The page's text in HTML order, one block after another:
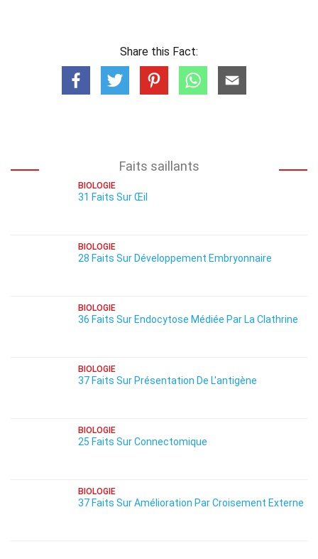
Share this Fact:
Faits saillants
BIOLOGIE
31 Faits Sur Œil
BIOLOGIE
28 Faits Sur Développement Embryonnaire
BIOLOGIE
36 Faits Sur Endocytose Médiée Par La Clathrine
BIOLOGIE
37 Faits Sur Présentation De L'antigène
BIOLOGIE
25 Faits Sur Connectomique
BIOLOGIE
37 Faits Sur Amélioration Par Croisement Externe